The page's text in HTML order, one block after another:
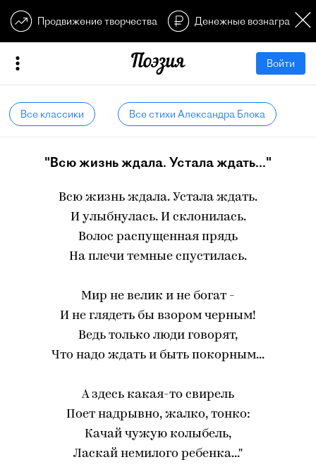
Продвижение творчества Денежные
Войти
Все классики Все стихи Александра Блока
"Всю жизнь ждала. Устала ждать..."
Всю жизнь ждала. Устала ждать.
И улыбнулась. И склонилась.
Волос распущенная прядь
На плечи темные спустилась.
Мир не велик и не богат -
И не глядеть бы взором черным!
Ведь только люди говорят,
Что надо ждать и быть покорным...
А здесь какая-то свирель
Поет надрывно, жалко, тонко:
Качай чужую колыбель,
Ласкай немилого ребенка..."